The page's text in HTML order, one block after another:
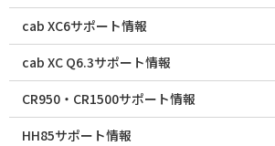
cab XC6サポート情報
cab XC Q6.3サポート情報
CR950・CR1500サポート情報
HH85サポート情報